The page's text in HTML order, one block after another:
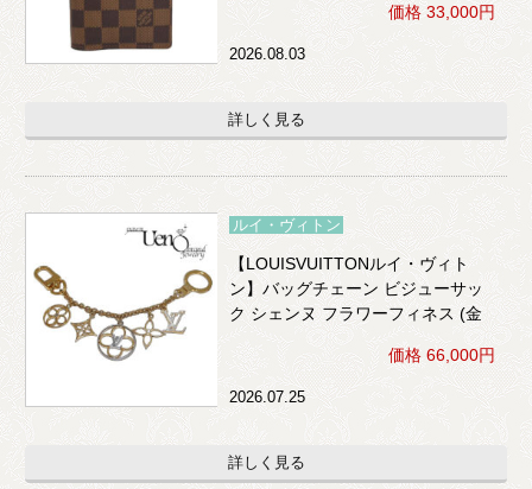
価格 33,000円
2026.08.03
詳しく見る
ルイ・ヴィトン
【LOUISVUITTONルイ・ヴィト
ン】バッグチェーン ビジューサッ
ク シェンヌ フラワーフィネス (金
色×ビジュー)
価格 66,000円
2026.07.25
詳しく見る